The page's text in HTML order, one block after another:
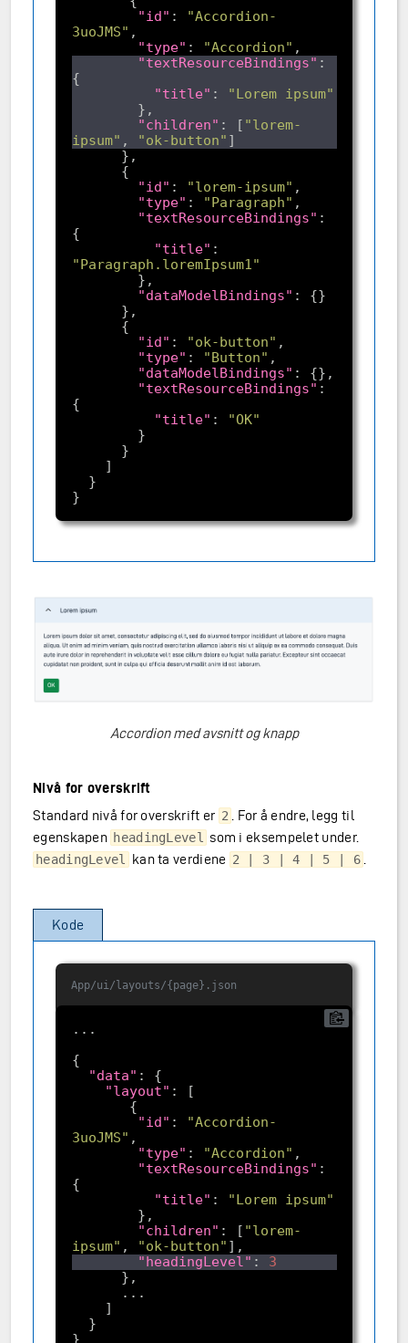
"id" :
"Accordion-
3uoJMS"
"type" : "Accordion"
"textResourceBindings" :
"title" :
"Lorem ipsum"
"children" : [ "lorem-
ipsum" , "ok-button"
"id" : "lorem-ipsum"
"type" : "Paragraph"
"textResourceBindings" :
"title"
"Paragraph.loremIpsum1"
"dataModelBindings"
"id" : "ok-button"
"type" : "Button"
"dataModelBindings"
"textResourceBindings" :
"title" :
"OK"
Accordion med avsnitt og knapp
Nivå for overskrift
Standard nivå for overskrift er 2. For å endre, legg til
egenskapen headingLevel som i eksempelet under.
headingLevel kan ta verdiene 2 | 3 | 4 | 5 | 6.
Kode
App/ui/layouts/{page}.json
"data"
"layout"
"id" :
"Accordion-
3uoJMS"
"type" : "Accordion"
"textResourceBindings" :
"title" :
"Lorem ipsum"
"children" : [ "lorem-
ipsum" , "ok-button"
"headingLevel" : 3